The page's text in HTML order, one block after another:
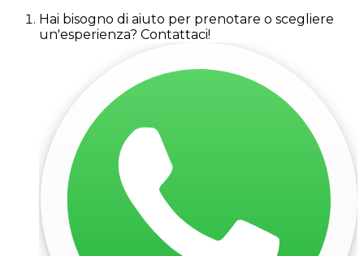
Hai bisogno di aiuto per prenotare o scegliere
un'esperienza? Contattaci!